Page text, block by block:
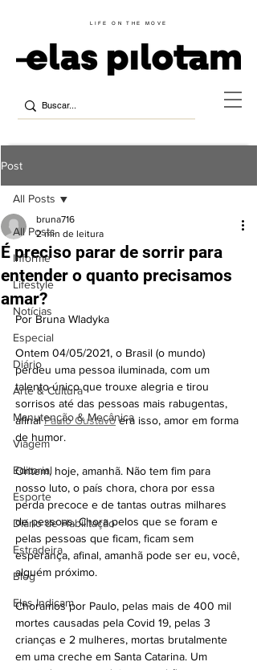
LIFE ON THE MOVE
Post
All Posts
Informe
Lifestyle
Notícias
Especial
Diário
Arte & Cultura
Manutenção & Mecânica
Viagem
Editorial
Esporte
Diário de Habilitação
Estradeira
Blog
Elas Indicam
All Posts
É preciso parar de sorrir para
entender o quanto precisamos
amar?
bruna716
2 min de leitura
Por Bruna Wladyka
Ontem 04/05/2021, o Brasil (o mundo)
perdeu uma pessoa iluminada, com um
talento único que trouxe alegria e tirou
sorrisos até das pessoas mais rabugentas,
afinal Paulo Gustavo era isso, amor em forma
de humor.
Ontem, hoje, amanhã. Não tem fim para
nosso luto, o país chora, chora por essa
perda precoce e de tantas outras milhares
de pessoas. Chora pelos que se foram e
pelas pessoas que ficam, ficam sem
esperança, afinal, amanhã pode ser eu, você,
alguém próximo.
Choramos por Paulo, pelas mais de 400 mil
mortes causadas pela Covid 19, pelas 3
crianças e 2 mulheres, mortas brutalmente
em uma creche em Santa Catarina. Um